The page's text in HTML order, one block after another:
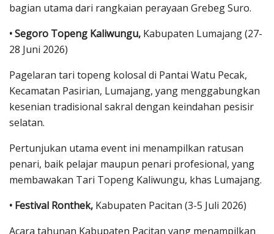
bagian utama dari rangkaian perayaan Grebeg Suro.
• Segoro Topeng Kaliwungu, Kabupaten Lumajang (27-
28 Juni 2026)
Pagelaran tari topeng kolosal di Pantai Watu Pecak,
Kecamatan Pasirian, Lumajang, yang menggabungkan
kesenian tradisional sakral dengan keindahan pesisir
selatan.
Pertunjukan utama event ini menampilkan ratusan
penari, baik pelajar maupun penari profesional, yang
membawakan Tari Topeng Kaliwungu, khas Lumajang.
• Festival Ronthek, Kabupaten Pacitan (3-5 Juli 2026)
Acara tahunan Kabupaten Pacitan yang menampilkan